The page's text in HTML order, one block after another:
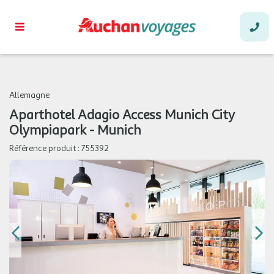
Allemagne
Aparthotel Adagio Access Munich City
Olympiapark - Munich
Référence produit : 755392